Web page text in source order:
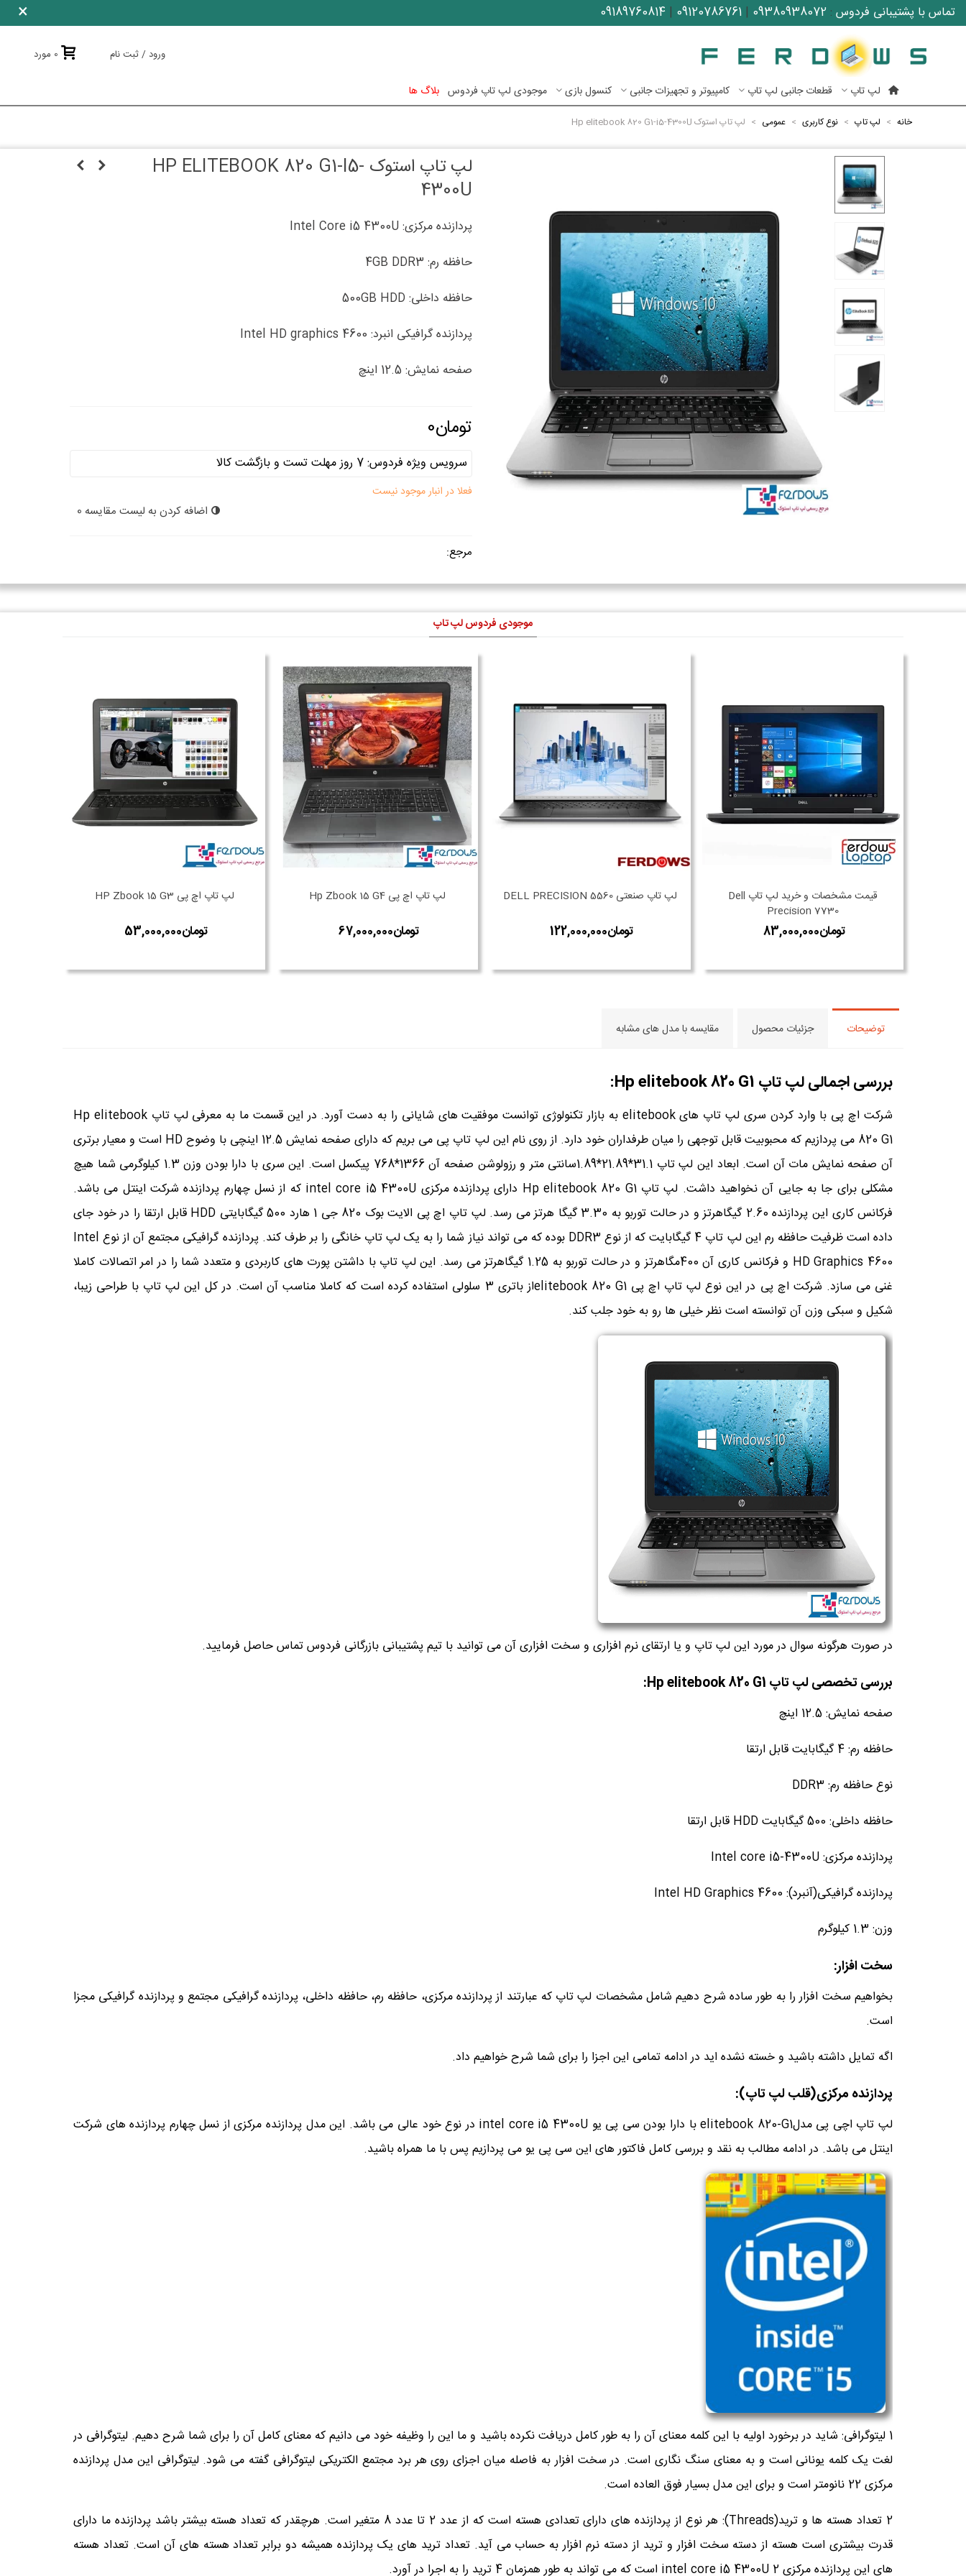
تماس با پشتیبانی فردوس :
09380938072
|
09120786761
|
09189760814
×
ورود / ثبت نام 0 مورد
لپ تاپ قطعات جانبی لپ تاپ کامپیوتر و تجهیزات جانبی کنسول بازی موجودی لپ تاپ فردوس بلاگ ها
خانه > لپ تاپ > نوع کاربری > عمومی > لپ تاپ استوک Hp elitebook 820 G1-i5-4300U
لپ تاپ استوک HP ELITEBOOK 820 G1-I5-
4300U
پردازنده مرکزی: Intel Core i5 4300U
حافظه رم: 4GB DDR3
حافظه داخلی: 500GB HDD
پردازنده گرافیکی انبرد: Intel HD graphics 4600
صفحه نمایش: 12.5 اینچ
فعلا در انبار موجود نیست
اضافه کردن به لیست مقایسه 0
مرجع:
موجودی فردوس لپ تاپ
قیمت مشخصات و خرید لپ تاپ Dell
Precision 7730
لپ تاپ صنعتی DELL PRECISION 5560 لپ تاپ اچ پی Hp Zbook 15 G4 لپ تاپ اچ پی HP Zbook 15 G3
توضیحات جزئیات محصول مقایسه با مدل های مشابه
بررسی اجمالی لپ تاپ Hp elitebook 820 G1:
شرکت اچ پی با وارد کردن سری لپ تاپ های elitebook به بازار تکنولوژی توانست موفقیت های شایانی را به دست آورد. در این قسمت ما به معرفی لپ تاپ Hp elitebook
820 G1 می پردازیم که محبوبیت قابل توجهی را میان طرفداران خود دارد. از روی نام این لپ تاپ پی می بریم که دارای صفحه نمایش 12.5 اینچی با وضوح HD است و معیار برتری
آن صفحه نمایش مات آن است. ابعاد این لپ تاپ 31.1*21.89*1.89سانتی متر و رزولوشن صفحه آن 1366*768 پیکسل است. این سری با دارا بودن وزن 1.3 کیلوگرمی شما هیچ
مشکلی برای جا به جایی آن نخواهید داشت. لپ تاپ Hp elitebook 820 G1 دارای پردازنده مرکزی intel core i5 4300U که از نسل چهارم پردازنده شرکت اینتل می باشد.
فرکانس کاری این پردازنده 2.60 گیگاهرتز و در حالت توربو به 3.30 گیگا هرتز می رسد. لپ تاپ اچ پی الایت بوک 820 جی 1 هارد 500 گیگابایتی HDD قابل ارتقا را در خود جای
داده است ظرفیت حافظه رم این لپ تاپ 4 گیگابایت که از نوع DDR3 بوده که می تواند نیاز شما را به یک لپ تاپ خانگی را بر طرف کند. پردازنده گرافیکی مجتمع آن از نوع Intel
HD Graphics 4600 و فرکانس کاری آن 400مگاهرتز و در حالت توربو به 1.25 گیگاهرتز می رسد. این لپ تاپ با داشتن پورت های کاربردی و متعدد شما را در امر اتصالات کاملا
غنی می سازد. شرکت اچ پی در این نوع لپ تاپ اچ پی elitebook 820 G1از باتری 3 سلولی استفاده کرده است که کاملا مناسب آن است. در کل این لپ تاپ با طراحی زیبا،
شکیل و سبکی وزن آن توانسته است نظر خیلی ها رو به خود جلب کند.
در صورت هرگونه سوال در مورد این لپ تاپ و یا ارتقای نرم افزاری و سخت افزاری آن می توانید با تیم پشتیبانی بازرگانی فردوس تماس حاصل فرمایید.
بررسی تخصصی لپ تاپ Hp elitebook 820 G1:
صفحه نمایش: 12.5 اینچ
حافظه رم: 4 گیگابایت قابل ارتقا
نوع حافظه رم: DDR3
حافظه داخلی: 500 گیگابایت HDD قابل ارتقا
پردازنده مرکزی: Intel core i5-4300U
پردازنده گرافیکی(آنبرد): Intel HD Graphics 4600
وزن: 1.3 کیلوگرم
سخت افزار:
بخواهیم سخت افزار را به طور ساده شرح دهیم شامل مشخصات لپ تاپ که عبارتند از پردازنده مرکزی، حافظه رم، حافظه داخلی، پردازنده گرافیکی مجتمع و پردازنده گرافیکی مجزا
است.
اگه تمایل داشته باشید و خسته نشده اید در ادامه تمامی این اجزا را برای شما شرح خواهیم داد.
پردازنده مرکزی(قلب لپ تاپ):
لپ تاپ اچی پی مدلelitebook 820-G1 با دارا بودن سی پی یو intel core i5 4300U در نوع خود عالی می باشد. این مدل پردازنده مرکزی از نسل چهارم پردازنده های شرکت
اینتل می باشد. در ادامه مطالب به نقد و بررسی کامل فاکتور های این سی پی یو می پردازیم پس با ما همراه باشید.
1 لیتوگرافی: شاید در برخورد اولیه با این کلمه معنای آن را به طور کامل دریافت نکرده باشید و ما این را وظیفه خود می دانیم که معنای کامل آن را برای شما شرح دهیم. لیتوگرافی در
لغت یک کلمه یونانی است و به معنای سنگ نگاری است. در سخت افزار به فاصله میان اجزای روی هر برد مجتمع الکتریکی لیتوگرافی گفته می شود. لیتوگرافی این مدل پردازنده
مرکزی 22 نانومتر است و برای این مدل بسیار فوق العاده است.
2 تعداد هسته ها و ترید(Threads): هر نوع از پردازنده های دارای تعدادی هسته است که از عدد 2 تا عدد 8 متغیر است. هرچقدر که تعداد هسته بیشتر باشد پردازنده ما دارای
قدرت بیشتری است هسته از دسته سخت افزار و ترید از دسته نرم افزار به حساب می آید. تعداد ترید های یک پردازنده همیشه دو برابر تعداد هسته های آن است. تعداد هسته
های این پردازنده مرکزی intel core i5 4300U 2 است که می تواند به طور همزمان 4 ترید را به اجرا در آورد.